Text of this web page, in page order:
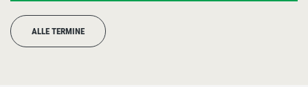
ALLE TERMINE